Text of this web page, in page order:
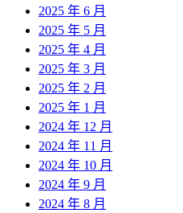
2025 年 6 月
2025 年 5 月
2025 年 4 月
2025 年 3 月
2025 年 2 月
2025 年 1 月
2024 年 12 月
2024 年 11 月
2024 年 10 月
2024 年 9 月
2024 年 8 月